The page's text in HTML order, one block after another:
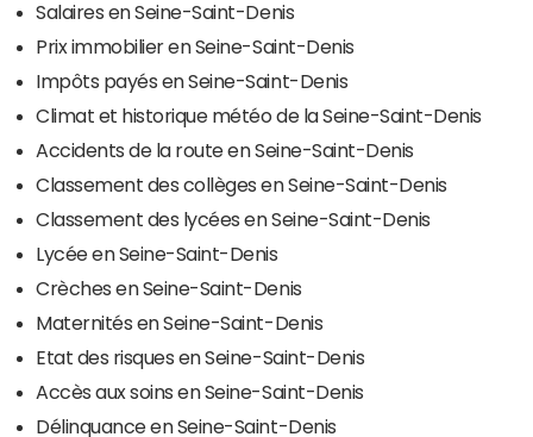
Salaires en Seine-Saint-Denis
Prix immobilier en Seine-Saint-Denis
Impôts payés en Seine-Saint-Denis
Climat et historique météo de la Seine-Saint-Denis
Accidents de la route en Seine-Saint-Denis
Classement des collèges en Seine-Saint-Denis
Classement des lycées en Seine-Saint-Denis
Lycée en Seine-Saint-Denis
Crèches en Seine-Saint-Denis
Maternités en Seine-Saint-Denis
Etat des risques en Seine-Saint-Denis
Accès aux soins en Seine-Saint-Denis
Délinquance en Seine-Saint-Denis